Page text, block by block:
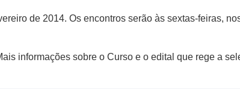
de 2014. Os encontros serão às sextas-feiras,
informações sobre o Curso e o edital que rege a